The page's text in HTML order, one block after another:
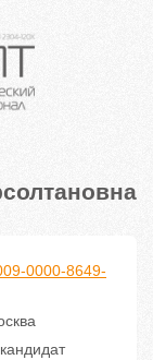
0000-8649-
кандидат